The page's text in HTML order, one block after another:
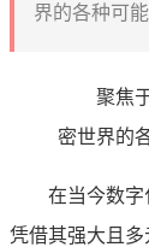
界的各种可
聚焦
密世界的
在当今数字
凭借其强大且